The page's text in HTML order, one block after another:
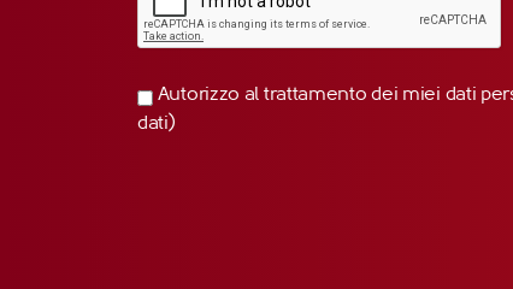
Autorizzo al trattamento dei miei dati
dati)